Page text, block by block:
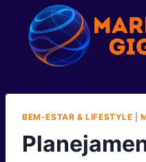
Conteúdo
BEM-ESTAR & LIFESTYLE |